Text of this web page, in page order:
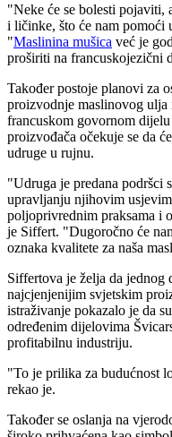
"Neke će se bolesti pojaviti,
i ličinke, što će nam pomoći
"Maslinina mušica već je
proširiti na francuskojezični
Također postoje planovi za
proizvodnje maslinovog ulja
francuskom govornom
proizvođača očekuje se da
udruge u rujnu.
"Udruga je predana podršci
upravljanju njihovim
poljoprivrednim praksama i
je Siffert. "Dugoročno će
oznaka kvalitete za naša
Siffertova je želja da jednog
najcjenjenijim svjetskim
istraživanje pokazalo je da
određenim dijelovima
profitabilnu industriju.
"To je prilika za budućnost
rekao je.
Također se oslanja na